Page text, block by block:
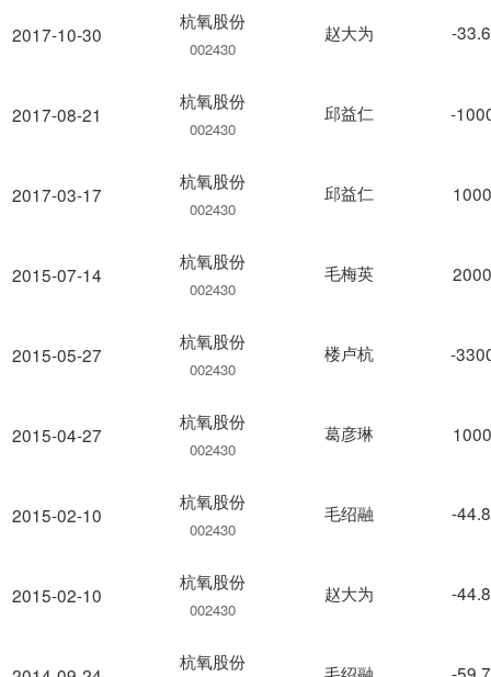
2017-10-30
2017-08-21
2017-03-17
2015-07-14
2015-05-27
2015-04-27
2015-02-10
2015-02-10
杭氧股份
002430
赵大为 -
杭氧股份
002430
邱益仁 -
杭氧股份
002430
邱益仁
杭氧股份
002430
毛梅英
杭氧股份
002430
楼卢杭 -
杭氧股份
002430
葛彦琳
杭氧股份
002430
毛绍融 -
杭氧股份
002430
赵大为 -
杭氧股份